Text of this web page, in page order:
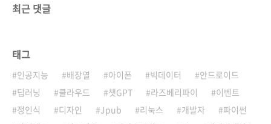
최근 댓글
태그
인공지능 배장열 아이폰 빅데이터
안드로이드
딥러닝
클라우드 챗GPT 라즈베리파이
이벤트
정인식
디자인 Jpub 리눅스 개발자
파이썬